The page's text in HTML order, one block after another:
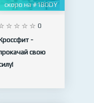
скоро на #1BODY
0
-
свою